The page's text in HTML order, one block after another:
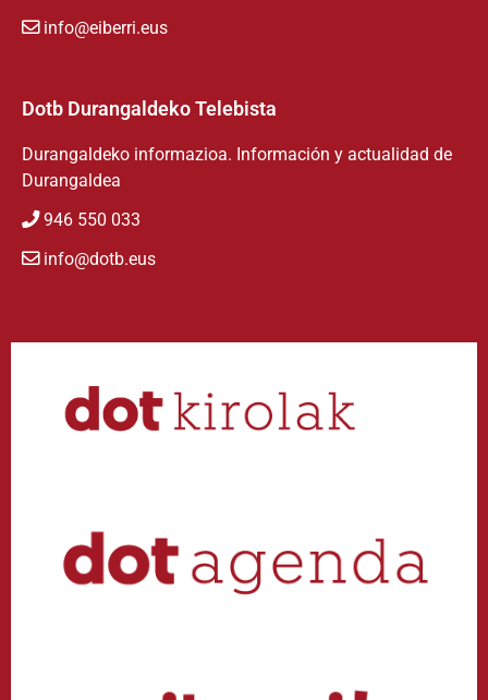
info@eiberri.eus
Dotb Durangaldeko Telebista
Durangaldeko informazioa. Información y actualidad de
Durangaldea
946 550 033
info@dotb.eus